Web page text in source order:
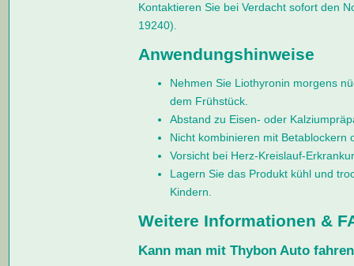
Kontaktieren Sie bei Verdacht sofort den
19240).
Anwendungshinweise
Nehmen Sie Liothyronin morgens
dem Frühstück.
Abstand zu Eisen- oder
Nicht kombinieren mit Betablockern
Vorsicht bei Herz-Kreislauf-
Lagern Sie das Produkt kühl und
Kindern.
Weitere Informationen &
Kann man mit Thybon Auto